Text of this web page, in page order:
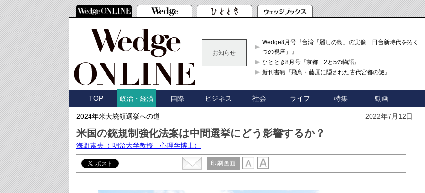
お知らせ
Wedge8月号『台湾「麗しの島」の実像 日台新時代を拓く「3
つの視座」』
ひととき8月号『京都 2と5の物語』
新刊書籍『飛鳥・藤原に隠された古代宮都の謎』
TOP 政治・経済 国際 ビジネス 社会 ライフ 特集 動画
2024年米大統領選挙への道 2022年7月12日
米国の銃規制強化法案は中間選挙にどう影響するか？
海野素央 （ 明治大学教授 心理学博士）
印刷画面